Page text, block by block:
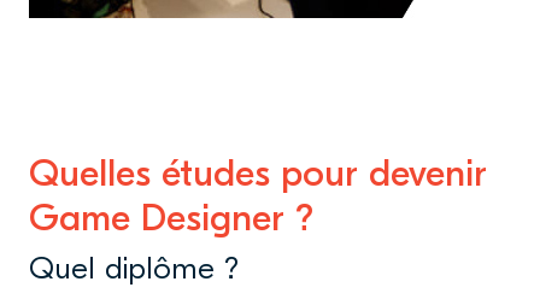
Quelles études pour devenir
Game Designer ?
Quel diplôme ?